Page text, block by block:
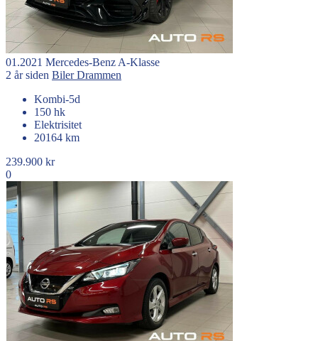
01.2021 Mercedes-Benz A-Klasse
2 år siden BilerDrammen
Kombi-5d
150 hk
Elektrisitet
20164 km
239.900 kr
0